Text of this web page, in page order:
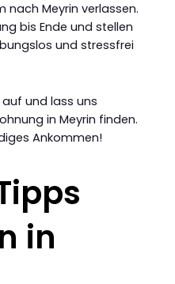
nach Meyrin verlassen.
bis Ende und stellen
und stressfrei
und lass uns
in Meyrin finden.
Ankommen!
in